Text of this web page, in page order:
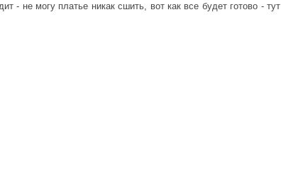
- не могу платье никак сшить, вот как все будет готово - тут